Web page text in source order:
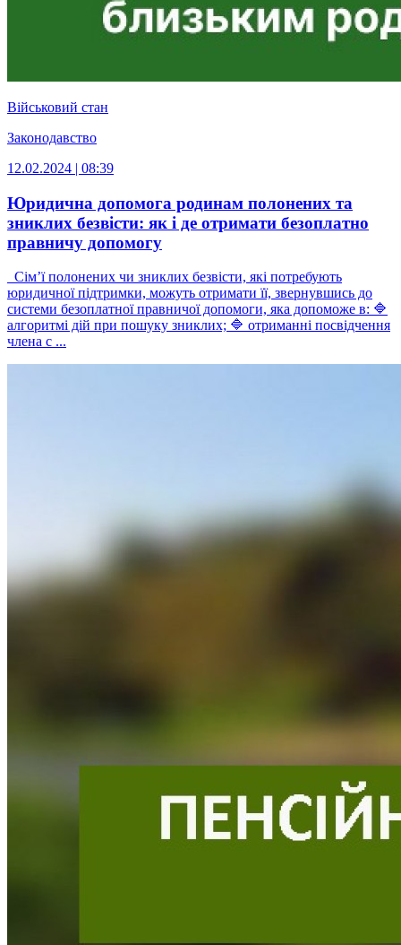
Військовий стан
Законодавство
12.02.2024 | 08:39
Юридична допомога родинам полонених та
зниклих безвісти: як і де отримати безоплатно
правничу допомогу
Сім’ї полонених чи зниклих безвісти, які потребують
юридичної підтримки, можуть отримати її, звернувшись до
системи безоплатної правничої допомоги, яка допоможе в: 🔷
алгоритмі дій при пошуку зниклих; 🔷 отриманні посвідчення
члена с ...